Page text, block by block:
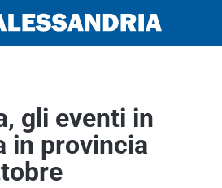
gli eventi in
in provincia